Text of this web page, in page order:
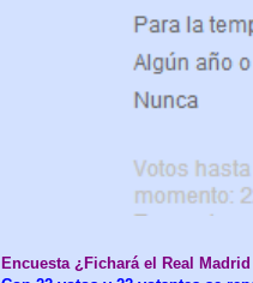
Encuesta ¿Fichará el Real